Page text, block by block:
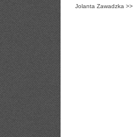
Jolanta Zawadzka >>